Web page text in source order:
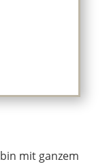
mit ganzem